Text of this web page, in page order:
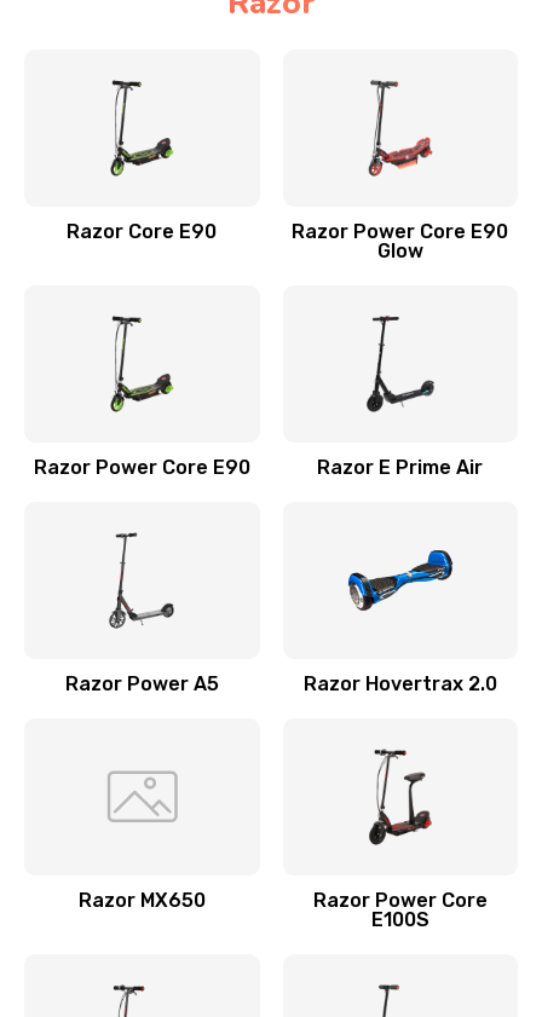
Razor Core E90
Razor Power Core E90
Glow
Razor Power Core E90 Razor E Prime Air
Razor Power A5 Razor Hovertrax 2.0
Razor MX650
Razor Power Core
E100S